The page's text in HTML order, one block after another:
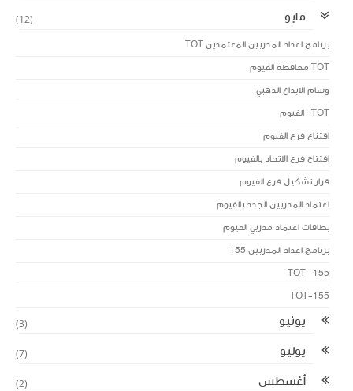
مايو
(12)
برنامج اعداد المدربين المعتمدين TOT
TOT محافظة الفيوم
وسام الابداع الذهبي
TOT -الفيوم
اقتناع فرع الفيوم
افتتاح فرع الاتحاد بالفيوم
قرار تشكيل فرع الفيوم
اعتماد المدربين الجدد بالفيوم
بطاقات اعتماد مدربي الفيوم
برنامج اعداد المدربين 155
TOT- 155
TOT-155
يونيو (3)
يوليو (7)
أغسطس (2)